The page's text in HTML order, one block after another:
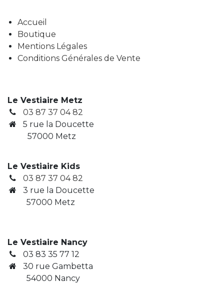
Accueil
Boutique
Mentions Légales
Conditions Générales de Vente
Le Vestiaire Metz
03 87 37 04 82
5 rue la Doucette
57000 Metz
Le Vestiaire Kids
03 87 37 04 82
3 rue la Doucette
​ 57000 Metz
Le Vestiaire Nancy
03 83 35 77 12
30 rue Gambetta
​ 54000 Nancy